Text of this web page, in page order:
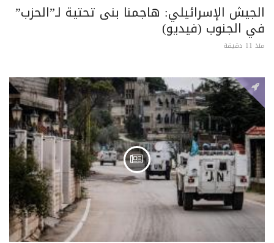
الجيش الإسرائيلي: هاجمنا بنى تحتية لـ”الحزب”
في الجنوب (فيديو)
منذ 11 دقيقة